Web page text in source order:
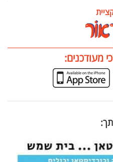
מעודכנים: